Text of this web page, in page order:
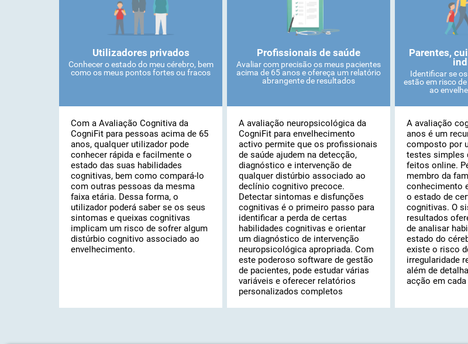
Utilizadores privados
Conhecer o estado do meu cérebro, bem
como os meus pontos fortes ou fracos
Com a Avaliação Cognitiva da
CogniFit para pessoas acima de 65
anos, qualquer utilizador pode
conhecer rápida e facilmente o
estado das suas habilidades
cognitivas, bem como compará-lo
com outras pessoas da mesma
faixa etária. Dessa forma, o
utilizador poderá saber se os seus
sintomas e queixas cognitivas
implicam um risco de sofrer algum
distúrbio cognitivo associado ao
envelhecimento.
Profissionais de saúde
Avaliar com precisão os meus pacientes
acima de 65 anos e ofereça um relatório
abrangente de resultados
A avaliação neuropsicológica da
CogniFit para envelhecimento
activo permite que os profissionais
de saúde ajudem na detecção,
diagnóstico e intervenção de
qualquer distúrbio associado ao
declínio cognitivo precoce.
Detectar sintomas e disfunções
cognitivas é o primeiro passo para
identificar a perda de certas
habilidades cognitivas e orientar
um diagnóstico de intervenção
neuropsicológica apropriada. Com
este poderoso software de gestão
de pacientes, pode estudar várias
variáveis ​​e oferecer relatórios
personalizados completos
Parentes,
Identificar se
estão em risco
ao
A avaliação
anos é um
composto por
testes simples
feitos online.
membro da
conhecimento
o estado de
cognitivas. O
resultados
de analisar
estado do
existe o risco
irregularidade
além de
acção em